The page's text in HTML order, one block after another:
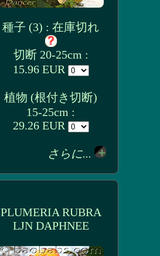
種子 (3) : 在庫切れ
切断 20-25cm :
15.96 EUR
植物 (根付き切断)
15-25cm :
29.26 EUR
さらに...
PLUMERIA RUBRA
LJN DAPHNEE